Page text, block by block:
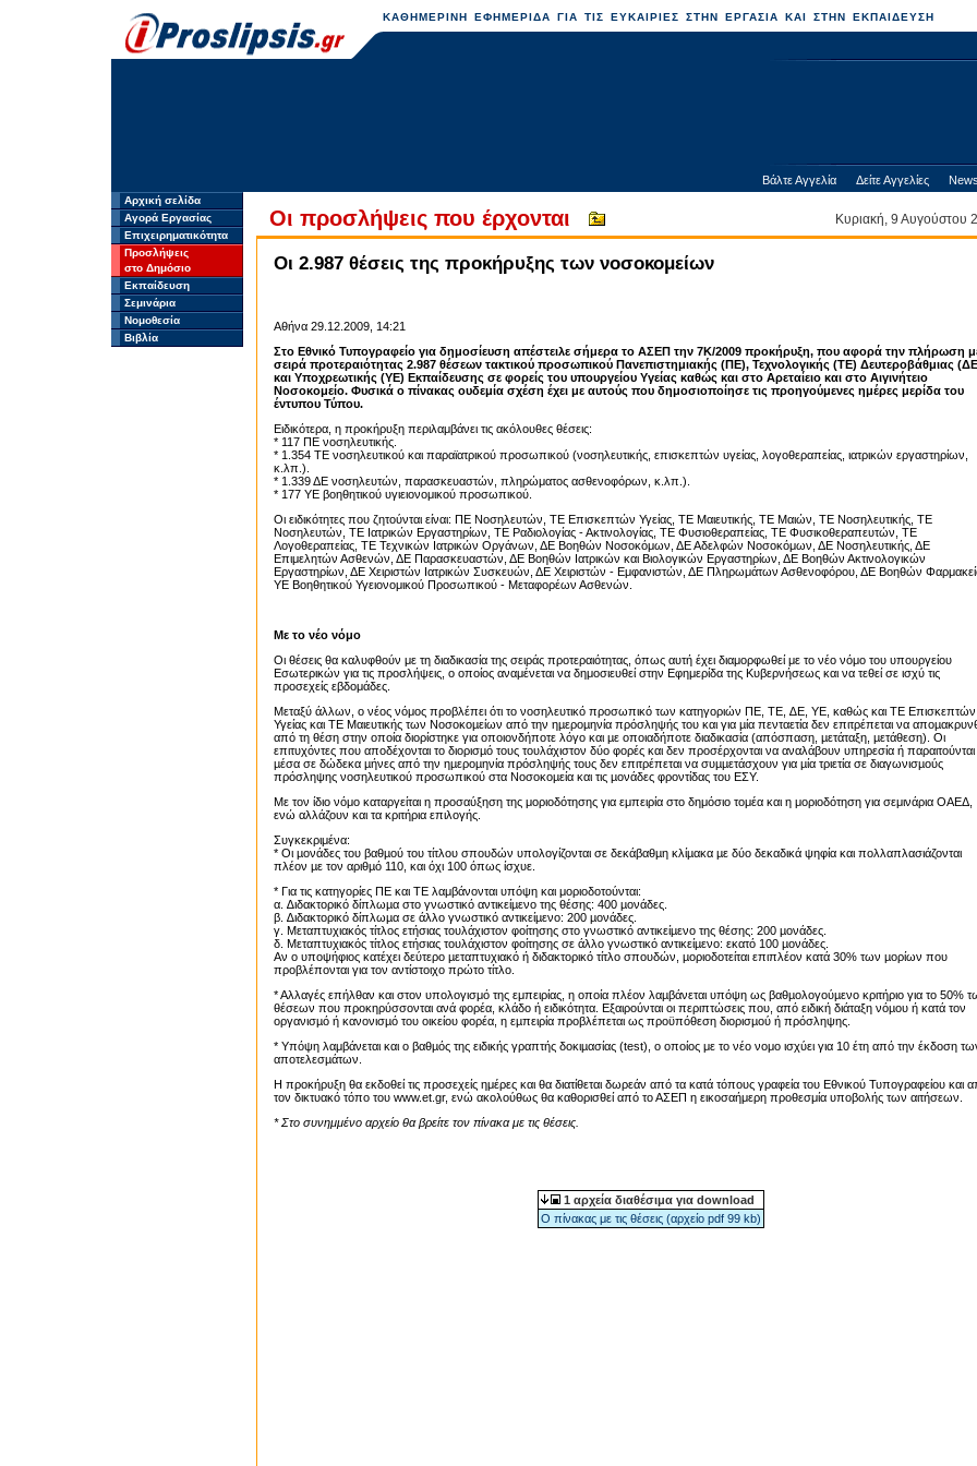
ΚΑΘΗΜΕΡΙΝΗ ΕΦΗΜΕΡΙΔΑ ΓΙΑ ΤΙΣ ΕΥΚΑΙΡΙΕΣ ΣΤΗΝ ΕΡΓΑΣΙΑ ΚΑΙ ΣΤΗΝ ΕΚΠΑΙΔΕΥΣΗ
Βάλτε Αγγελία Δείτε Αγγελίες
Αρχική σελίδα
Αγορά Εργασίας
Επιχειρηματικότητα
Προσλήψεις
στο Δημόσιο
Εκπαίδευση
Σεμινάρια
Νομοθεσία
Βιβλία
Οι προσλήψεις που έρχονται Κυριακή, 9 Αυγούστου
Οι 2.987 θέσεις της προκήρυξης των νοσοκομείων
Αθήνα 29.12.2009, 14:21
Στο Εθνικό Τυπογραφείο για δημοσίευση απέστειλε σήμερα το ΑΣΕΠ την 7K/2009 προκήρυξη, που αφορά την πλήρωση
σειρά προτεραιότητας 2.987 θέσεων τακτικού προσωπικού Πανεπιστημιακής (ΠΕ), Τεχνολογικής (ΤΕ) Δευτεροβάθμιας
και Υποχρεωτικής (ΥΕ) Εκπαίδευσης σε φορείς του υπουργείου Υγείας καθώς και στο Αρεταίειο και στο Αιγινήτειο
Νοσοκομείο. Φυσικά ο πίνακας ουδεμία σχέση έχει με αυτούς που δημοσιοποίησε τις προηγούμενες ημέρες μερίδα του
έντυπου Τύπου.
Ειδικότερα, η προκήρυξη περιλαμβάνει τις ακόλουθες θέσεις:
* 117 ΠΕ νοσηλευτικής.
* 1.354 ΤΕ νοσηλευτικού και παραϊατρικού προσωπικού (νοσηλευτικής, επισκεπτών υγείας, λογοθεραπείας, ιατρικών εργαστηρίων,
κ.λπ.).
* 1.339 ΔΕ νοσηλευτών, παρασκευαστών, πληρώματος ασθενοφόρων, κ.λπ.).
* 177 ΥΕ βοηθητικού υγιειονομικού προσωπικού.
Οι ειδικότητες που ζητούνται είναι: ΠΕ Νοσηλευτών, ΤΕ Επισκεπτών Υγείας, ΤΕ Μαιευτικής, ΤΕ Μαιών, ΤΕ Νοσηλευτικής, ΤΕ
Νοσηλευτών, ΤΕ Ιατρικών Εργαστηρίων, ΤΕ Ραδιολογίας - Ακτινολογίας, ΤΕ Φυσιοθεραπείας, ΤΕ Φυσικοθεραπευτών, ΤΕ
Λογοθεραπείας, ΤΕ Τεχνικών Ιατρικών Οργάνων, ΔΕ Βοηθών Νοσοκόμων, ΔΕ Αδελφών Νοσοκόμων, ΔΕ Νοσηλευτικής, ΔΕ
Επιμελητών Ασθενών, ΔΕ Παρασκευαστών, ΔΕ Βοηθών Ιατρικών και Βιολογικών Εργαστηρίων, ΔΕ Βοηθών Ακτινολογικών
Εργαστηρίων, ΔΕ Χειριστών Ιατρικών Συσκευών, ΔΕ Χειριστών - Εμφανιστών, ΔΕ Πληρωμάτων Ασθενοφόρου, ΔΕ Βοηθών
ΥΕ Βοηθητικού Υγειονομικού Προσωπικού - Μεταφορέων Ασθενών.
Με το νέο νόμο
Οι θέσεις θα καλυφθούν με τη διαδικασία της σειράς προτεραιότητας, όπως αυτή έχει διαμορφωθεί με το νέο νόμο του υπουργείου
Εσωτερικών για τις προσλήψεις, ο οποίος αναμένεται να δημοσιευθεί στην Εφημερίδα της Κυβερνήσεως και να τεθεί σε ισχύ τις
προσεχείς εβδομάδες.
Μεταξύ άλλων, ο νέος νόμος προβλέπει ότι το νοσηλευτικό προσωπικό των κατηγοριών ΠΕ, ΤΕ, ∆Ε, ΥΕ, καθώς και ΤΕ Επισκεπτών
Υγείας και ΤΕ Μαιευτικής των Νοσοκοµείων από την ηµεροµηνία πρόσληψής του και για µία πενταετία δεν επιτρέπεται να
από τη θέση στην οποία διορίστηκε για οποιονδήποτε λόγο και µε οποιαδήποτε διαδικασία (απόσπαση, µετάταξη, µετάθεση). Οι
επιτυχόντες που αποδέχονται το διορισµό τους τουλάχιστον δύο φορές και δεν προσέρχονται να αναλάβουν υπηρεσία ή παραιτούνται
µέσα σε δώδεκα µήνες από την ηµεροµηνία πρόσληψής τους δεν επιτρέπεται να συµµετάσχουν για µία τριετία σε διαγωνισµούς
πρόσληψης νοσηλευτικού προσωπικού στα Νοσοκοµεία και τις µονάδες φροντίδας του ΕΣΥ.
Με τον ίδιο νόμο καταργείται η προσαύξηση της μοριοδότησης για εμπειρία στο δημόσιο τομέα και η μοριοδότηση για σεμινάρια ΟΑΕΔ,
ενώ αλλάζουν και τα κριτήρια επιλογής.
Συγκεκριμένα:
* Οι µονάδες του βαθµού του τίτλου σπουδών υπολογίζονται σε δεκάβαθµη κλίµακα µε δύο δεκαδικά ψηφία και πολλαπλασιάζονται
πλέον µε τον αριθµό 110, και όχι 100 όπως ίσχυε.
* Για τις κατηγορίες ΠΕ και ΤΕ λαμβάνονται υπόψη και μοριοδοτούνται:
α. ∆ιδακτορικό δίπλωµα στο γνωστικό αντικείµενο της θέσης: 400 µονάδες.
β. ∆ιδακτορικό δίπλωµα σε άλλο γνωστικό αντικείµενο: 200 µονάδες.
γ. Μεταπτυχιακός τίτλος ετήσιας τουλάχιστον φοίτησης στο γνωστικό αντικείµενο της θέσης: 200 µονάδες.
δ. Μεταπτυχιακός τίτλος ετήσιας τουλάχιστον φοίτησης σε άλλο γνωστικό αντικείµενο: εκατό 100 µονάδες.
Αν ο υποψήφιος κατέχει δεύτερο µεταπτυχιακό ή διδακτορικό τίτλο σπουδών, µοριοδοτείται επιπλέον κατά 30% των µορίων που
προβλέπονται για τον αντίστοιχο πρώτο τίτλο.
* Aλλαγές επήλθαν και στον υπολογισμό της εμπειρίας, η οποία πλέον λαµβάνεται υπόψη ως βαθµολογούµενο κριτήριο για το 50%
θέσεων που προκηρύσσονται ανά φορέα, κλάδο ή ειδικότητα. Εξαιρούνται οι περιπτώσεις που, από ειδική διάταξη νόµου ή κατά τον
οργανισµό ή κανονισµό του οικείου φορέα, η εµπειρία προβλέπεται ως προϋπόθεση διορισµού ή πρόσληψης.
* Υπόψη λαμβάνεται και ο βαθµός της ειδικής γραπτής δοκιµασίας (test), ο οποίος με το νέο νομο ισχύει για 10 έτη από την έκδοση
αποτελεσµάτων.
Η προκήρυξη θα εκδοθεί τις προσεχείς ημέρες και θα διατίθεται δωρεάν από τα κατά τόπους γραφεία του Εθνικού Τυπογραφείου και
τον δικτυακό τόπο του www.et.gr, ενώ ακολούθως θα καθορισθεί από το ΑΣΕΠ η εικοσαήμερη προθεσμία υποβολής των αιτήσεων.
* Στο συνημμένο αρχείο θα βρείτε τον πίνακα με τις θέσεις.
1 αρχεία διαθέσιμα για download
Ο πίνακας με τις θέσεις (αρχείο pdf 99 kb)